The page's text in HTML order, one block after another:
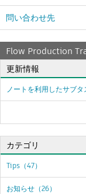
問い合わせ先
Flow Production
更新情報
ノートを利用したサブタ
カテゴリ
Tips（47）
お知らせ（26）